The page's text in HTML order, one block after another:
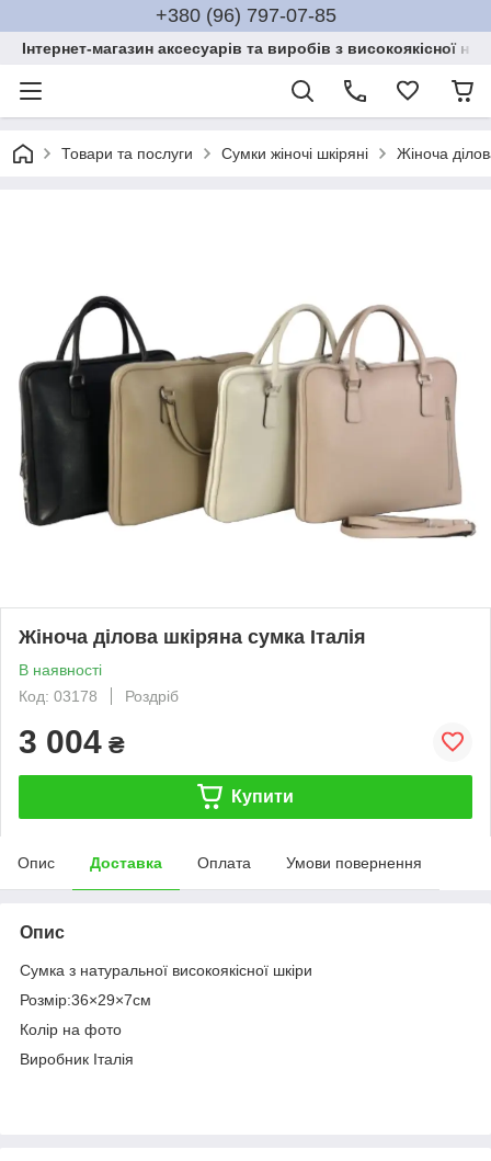
+380 (96) 797-07-85
Інтернет-магазин аксесуарів та виробів з високоякісної
Товари та послуги Сумки жіночі шкіряні Жіноча
Жіноча ділова шкіряна сумка Італія
В наявності
Код: 03178
Роздріб
3 004 ₴
Купити
Опис Доставка Оплата Умови повернення
Опис
Сумка з натуральної високоякісної шкіри
Розмір:36×29×7см
Колір на фото
Виробник Італія